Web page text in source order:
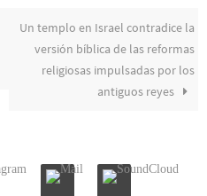
Un templo en Israel contradice la
versión bíblica de las reformas
religiosas impulsadas por los
antiguos reyes